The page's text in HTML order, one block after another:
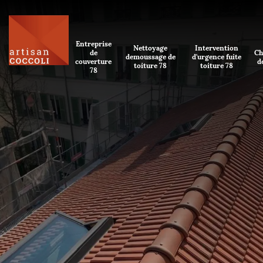
Entreprise
de
couverture
78
Nettoyage
demoussage de
toiture 78
Intervention
d'urgence fuite
toiture 78